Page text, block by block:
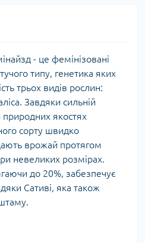
- це фемінізовані
типу, генетика яких
трьох видів рослин:
Завдяки сильній
природних якостях
сорту швидко
врожай протягом
невеликих розмірах.
до 20%, забезпечує
Сативі, яка також